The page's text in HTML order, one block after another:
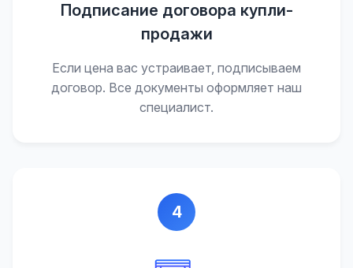
Подписание договора купли-
продажи
Если цена вас устраивает, подписываем
договор. Все документы оформляет наш
специалист.
4